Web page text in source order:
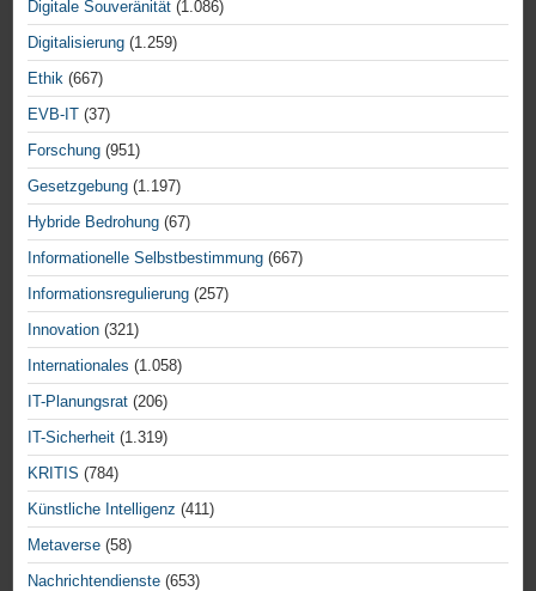
Digitale Souveränität (1.086)
Digitalisierung (1.259)
Ethik (667)
EVB-IT (37)
Forschung (951)
Gesetzgebung (1.197)
Hybride Bedrohung (67)
Informationelle Selbstbestimmung (667)
Informationsregulierung (257)
Innovation (321)
Internationales (1.058)
IT-Planungsrat (206)
IT-Sicherheit (1.319)
KRITIS (784)
Künstliche Intelligenz (411)
Metaverse (58)
Nachrichtendienste (653)